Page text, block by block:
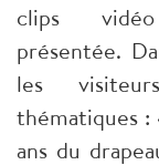
clips
présentée.
les
thématiques :
ans du